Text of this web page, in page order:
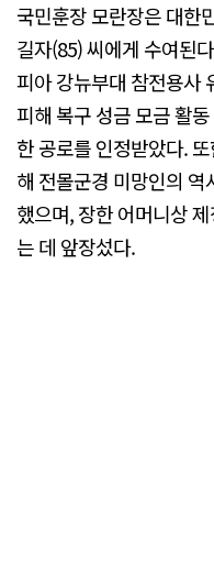
국민훈장 모란장은 대한
길자(85) 씨에게 수여된
피아 강뉴부대 참전용사
피해 복구 성금 모금 활
한 공로를 인정받았다.
해 전몰군경 미망인의 역
했으며, 장한 어머니상
는 데 앞장섰다.